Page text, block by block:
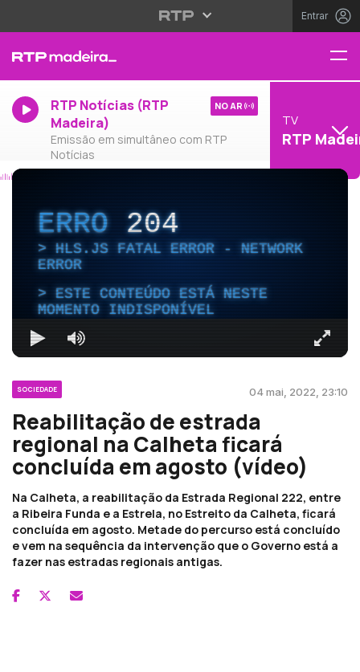
Entrar
RTP Notícias (RTP
Madeira)
Emissão em simultâneo com RTP
Notícias
NO AR
TV
RTP
ERRO204
HLS.JS FATAL ERROR - NETWORK
ERROR
ESTE CONTEÚDO ESTÁ NESTE
MOMENTO INDISPONÍVEL
SOCIEDADE 04 mai, 2022, 23:10
Reabilitação de estrada
regional na Calheta ficará
concluída em agosto (vídeo)
Na Calheta, a reabilitação da Estrada Regional 222, entre
a Ribeira Funda e a Estrela, no Estreito da Calheta, ficará
concluída em agosto. Metade do percurso está concluído
e vem na sequência da intervenção que o Governo está a
fazer nas estradas regionais antigas.